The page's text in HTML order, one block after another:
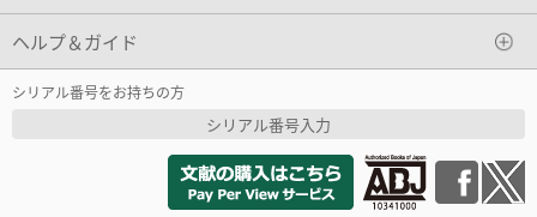
ヘルプ＆ガイド
シリアル番号をお持ちの方
シリアル番号入力